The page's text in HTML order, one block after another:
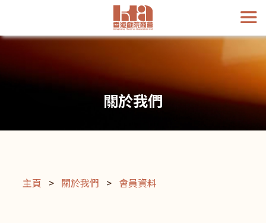
關於我們
主頁 > 關於我們 > 會員資料